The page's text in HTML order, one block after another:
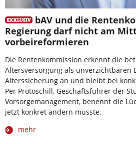
bAV und die
Regierung darf nicht am
vorbeireformieren
Die Rentenkommission erkennt die
Altersversorgung als unverzichtbaren
Alterssicherung an und bleibt bei
Per Protoschill, Geschäftsführer der
Vorsorgemanagement, benennt die
jetzt konkret ändern müsste.
mehr